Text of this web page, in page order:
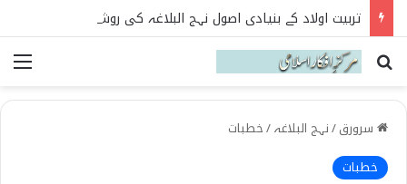
تربیت اولاد کے بنیادی اصول نہج البلاغہ کی روشنی میں
Search for
سرورق/نہج البلاغہ/خطبات
خطبات